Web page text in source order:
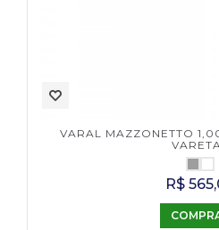
VARAL MAZZONETTO
R$